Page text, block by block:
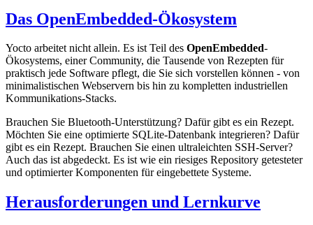
Das OpenEmbedded-Ökosystem
Yocto arbeitet nicht allein. Es ist Teil des OpenEmbedded-
Ökosystems, einer Community, die Tausende von Rezepten für
praktisch jede Software pflegt, die Sie sich vorstellen können - von
minimalistischen Webservern bis hin zu kompletten industriellen
Kommunikations-Stacks.
Brauchen Sie Bluetooth-Unterstützung? Dafür gibt es ein Rezept.
Möchten Sie eine optimierte SQLite-Datenbank integrieren? Dafür
gibt es ein Rezept. Brauchen Sie einen ultraleichten SSH-Server?
Auch das ist abgedeckt. Es ist wie ein riesiges Repository getesteter
und optimierter Komponenten für eingebettete Systeme.
Herausforderungen und Lernkurve